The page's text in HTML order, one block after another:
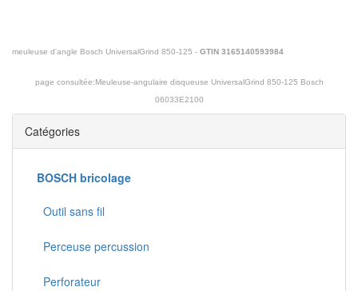
meuleuse d'angle Bosch UniversalGrind 850-125 - GTIN 3165140593984
page consultée:Meuleuse-angulaire disqueuse UniversalGrind 850-125 Bosch
06033E2100
Catégories
BOSCH bricolage
Outil sans fil
Perceuse percussion
Perforateur